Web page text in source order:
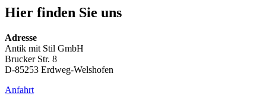
Hier finden Sie uns
Adresse
Antik mit Stil GmbH
Brucker Str. 8
D-85253 Erdweg-Welshofen
Anfahrt